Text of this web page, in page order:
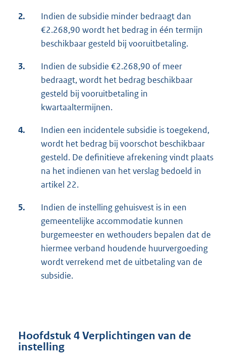
2.
Indien de subsidie minder bedraagt dan
€2.268,90 wordt het bedrag in één termijn
beschikbaar gesteld bij vooruitbetaling.
3.
Indien de subsidie €2.268,90 of meer
bedraagt, wordt het bedrag beschikbaar
gesteld bij vooruitbetaling in
kwartaaltermijnen.
4.
Indien een incidentele subsidie is toegekend,
wordt het bedrag bij voorschot beschikbaar
gesteld. De definitieve afrekening vindt plaats
na het indienen van het verslag bedoeld in
artikel 22.
5.
Indien de instelling gehuisvest is in een
gemeentelijke accommodatie kunnen
burgemeester en wethouders bepalen dat de
hiermee verband houdende huurvergoeding
wordt verrekend met de uitbetaling van de
subsidie.
Hoofdstuk 4 Verplichtingen van de
instelling